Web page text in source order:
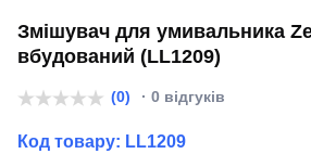
Змішувач для умивальника
вбудований (LL1209)
(0) · 0 відгуків
Код товару: LL1209